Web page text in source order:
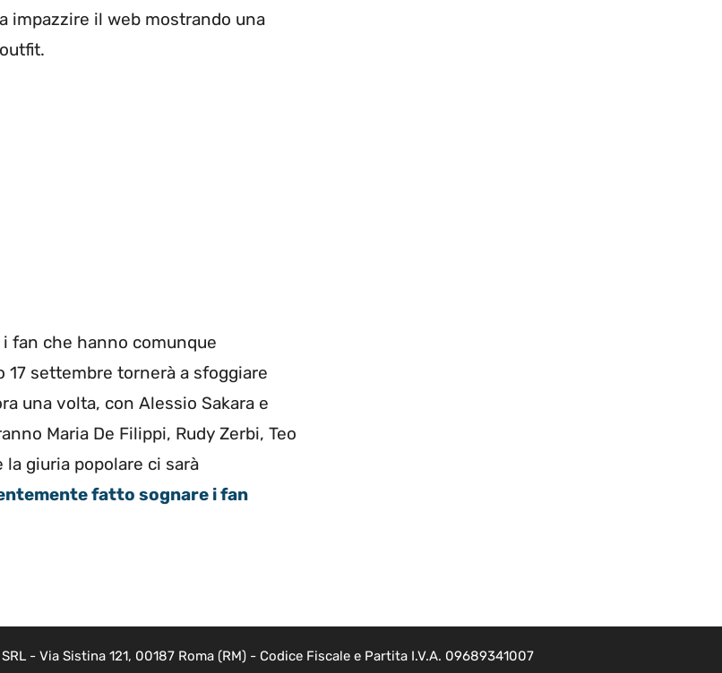
impazzire il web mostrando una
fan che hanno comunque
settembre tornerà a sfoggiare
una volta, con Alessio Sakara e
Maria De Filippi, Rudy Zerbi, Teo
giuria popolare ci sarà
fatto sognare i fan
- Via Sistina 121, 00187 Roma (RM) - Codice Fiscale e Partita I.V.A. 09689341007